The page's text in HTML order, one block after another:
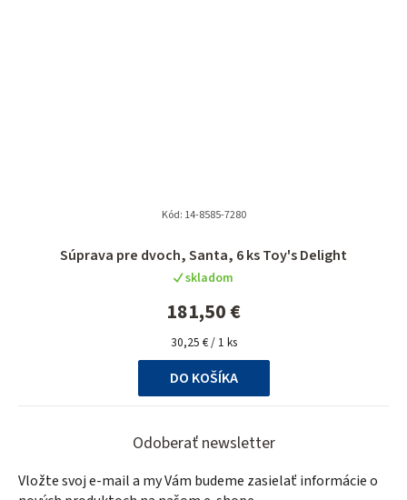
Súprava pre dvoch, Santa, 6 ks Toy's Delight
skladom
181,50 €
Jednotková
cena:
30,25 € / 1 ks
DO KOŠÍKA
Kód: 14-8585-7280
Odoberať newsletter
Vložte svoj e-mail a my Vám budeme zasielať informácie o